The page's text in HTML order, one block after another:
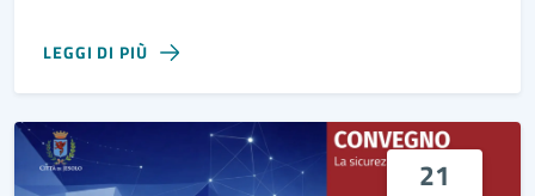
LEGGI DI PIÙ
21